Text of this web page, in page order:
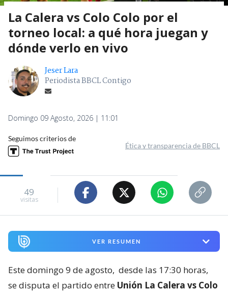
La Calera vs Colo Colo por el
torneo local: a qué hora juegan y
dónde verlo en vivo
Jeser Lara
Periodista BBCL Contigo
Domingo 09 Agosto, 2026 | 11:01
Seguimos criterios de
Ética y transparencia de BBCL
49
visitas
VER RESUMEN
Este domingo 9 de agosto, desde las 17:30 horas,
se disputa el partido entre Unión La Calera vs Colo